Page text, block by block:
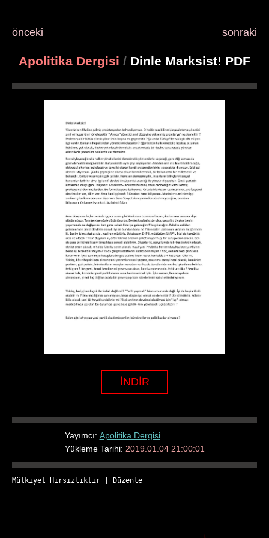
önceki sonraki
Apolitika Dergisi / Dinle Marksist! PDF
İNDİR
Yayımcı: Apolitika Dergisi
Yükleme Tarihi: 2019.01.04 21:00:01
Mülkiyet Hırsızlıktır Düzenle